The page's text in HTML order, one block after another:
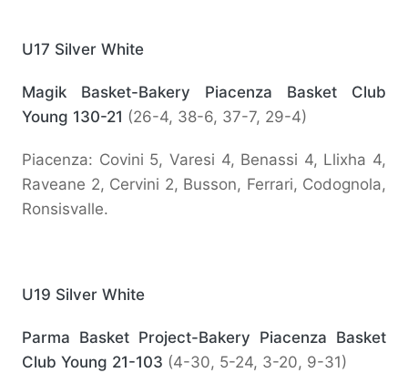
U17 Silver White
Magik Basket-Bakery Piacenza Basket Club
Young 130-21 (26-4, 38-6, 37-7, 29-4)
Piacenza: Covini 5, Varesi 4, Benassi 4, Llixha 4,
Raveane 2, Cervini 2, Busson, Ferrari, Codognola,
Ronsisvalle.
U19 Silver White
Parma Basket Project-Bakery Piacenza Basket
Club Young 21-103 (4-30, 5-24, 3-20, 9-31)